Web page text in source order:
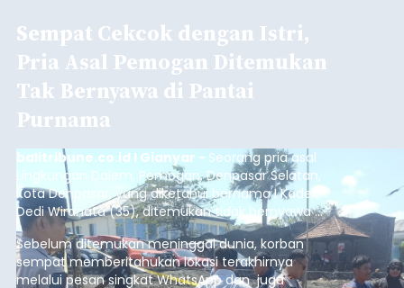
Sempat Cekcok dengan Istri,
Pria Asal Pemogan Ditemukan
Tak Bernyawa di Pantai
Purnama
balitribune.co.id I Gianyar - Seorang pria asal
Lingkungan Dalem, Pemogan, Denpasar Selatan,
Kota Denpasar, yang diketahui bernama I Kadek
Dedi Wiranata (35), ditemukan tidak bernyawa di
pesisir Pantai Purnama, Sukawati.
Sebelum ditemukan meninggal dunia, korban
sempat memberitahukan lokasi terakhirnya
melalui pesan singkat WhatsApp dan juga